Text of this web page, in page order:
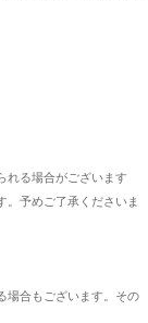
れる場合がございます
。予めご了承くださいま
場合もございます。その